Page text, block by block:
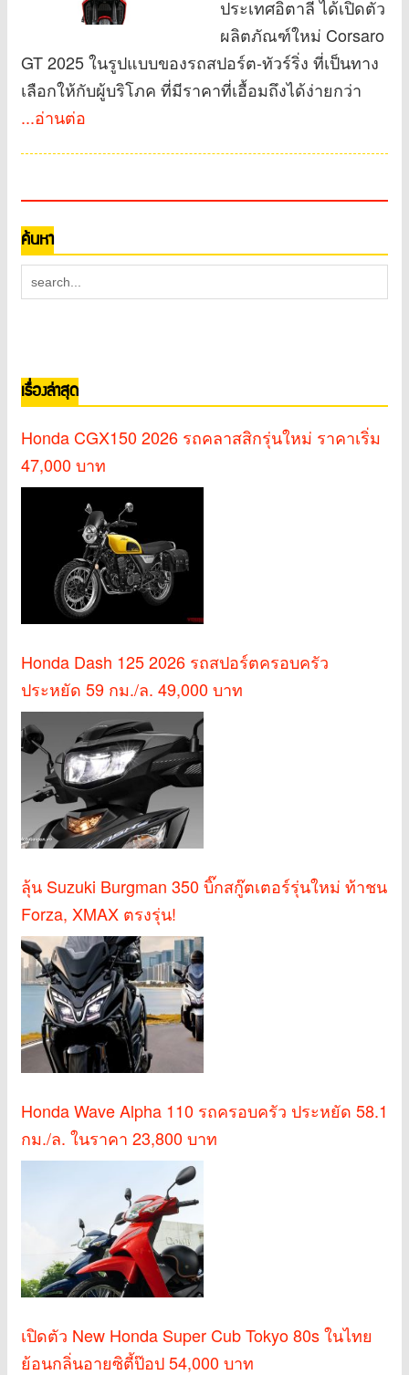
ประเทศอิตาลี ได้เปิดตัว
ผลิตภัณฑ์ใหม่ Corsaro
GT 2025 ในรูปแบบของรถสปอร์ต-ทัวร์ริ่ง ที่เป็นทาง
เลือกให้กับผู้บริโภค ที่มีราคาที่เอื้อมถึงได้ง่ายกว่า
...อ่านต่อ
ค้นหา
เรื่องล่าสุด
Honda CGX150 2026 รถคลาสสิกรุ่นใหม่ ราคาเริ่ม
47,000 บาท
Honda Dash 125 2026 รถสปอร์ตครอบครัว
ประหยัด 59 กม./ล. 49,000 บาท
ลุ้น Suzuki Burgman 350 บิ๊กสกู๊ตเตอร์รุ่นใหม่ ท้าชน
Forza, XMAX ตรงรุ่น!
Honda Wave Alpha 110 รถครอบครัว ประหยัด 58.1
กม./ล. ในราคา 23,800 บาท
เปิดตัว New Honda Super Cub Tokyo 80s ในไทย
ย้อนกลิ่นอายซิตี้ป๊อป 54,000 บาท